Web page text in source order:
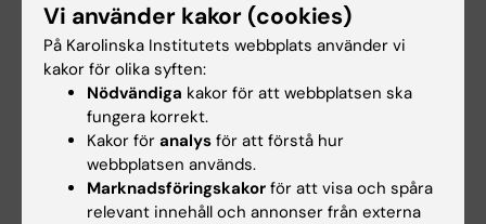
Hur registrerar jag mig på kursen?
Fyll iformuläret för Inspera. Vi registrerar dig
då på kursen, skapar konton åt dig i systemet
samt skickar dig en bekräftelse när det är
klart.
Vi använder kakor (cookies)
På Karolinska Institutets webbplats använder vi
kakor för olika syften:
Nödvändiga kakor för att webbplatsen ska
fungera korrekt.
Kakor för analys för att förstå hur
webbplatsen används.
Marknadsföringskakor för att visa och spåra
relevant innehåll och annonser från externa